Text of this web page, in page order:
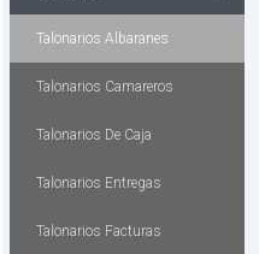
Talonarios Albaranes
Talonarios Camareros
Talonarios De Caja
Talonarios Entregas
Talonarios Facturas